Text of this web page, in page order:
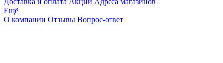
Доставка и оплата Акции Адреса магазинов
Ещё
О компании Отзывы Вопрос-ответ